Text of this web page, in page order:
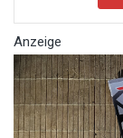
Anzeige